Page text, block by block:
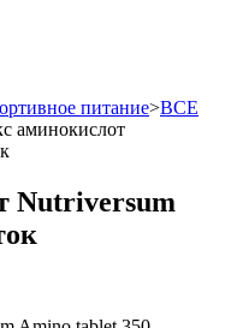
питание>ВСЕ
аминокислот
Nutriversum